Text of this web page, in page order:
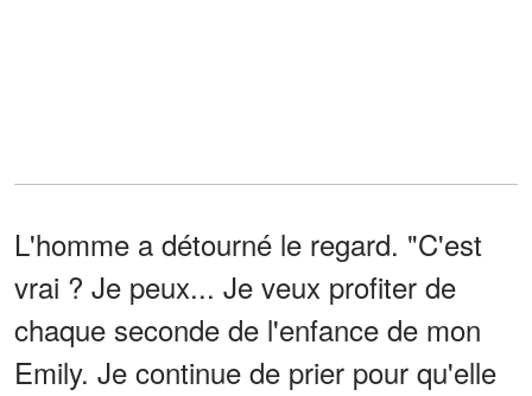
L'homme a détourné le regard. "C'est
vrai ? Je peux... Je veux profiter de
chaque seconde de l'enfance de mon
Emily. Je continue de prier pour qu'elle